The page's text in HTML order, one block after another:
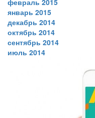
февраль 2015
январь 2015
декабрь 2014
октябрь 2014
сентябрь 2014
июль 2014